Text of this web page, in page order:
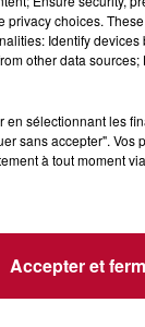
satellites
la main,
de 145 euros.
choices.
Identify
other data
sélectionnant les
sans accepter".
à tout moment
Accepter et